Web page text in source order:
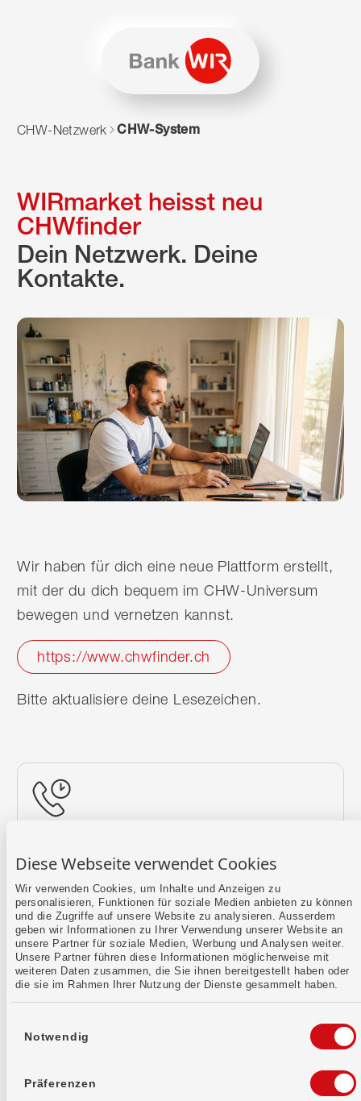
Diese Webseite verwendet Cookies
Wir verwenden Cookies, um Inhalte und Anzeigen zu
personalisieren, Funktionen für soziale Medien anbieten zu können
und die Zugriffe auf unsere Website zu analysieren. Ausserdem
geben wir Informationen zu Ihrer Verwendung unserer Website an
unsere Partner für soziale Medien, Werbung und Analysen weiter.
Unsere Partner führen diese Informationen möglicherweise mit
weiteren Daten zusammen, die Sie ihnen bereitgestellt haben oder
die sie im Rahmen Ihrer Nutzung der Dienste gesammelt haben.
Notwendig
Präferenzen
Zum Navigieren dieser Seite wird JavaScript benötigt.
CHW-Netzwerk CHW-System
WIRmarket heisst neu
CHWfinder
Dein Netzwerk. Deine
Kontakte.
Wir haben für dich eine neue Plattform erstellt,
mit der du dich bequem im CHW-Universum
bewegen und vernetzen kannst.
https://www.chwfinder.ch
Bitte aktualisiere deine Lesezeichen.
Mehr erfahren
Kontaktformular